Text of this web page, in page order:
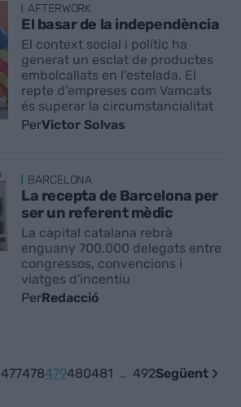
AFTERWORK
El basar de la independència
El context social i polític ha
generat un esclat de productes
embolcallats en l'estelada. El
repte d'empreses com Vamcats
és superar la circumstancialitat
PerVictor Solvas
BARCELONA
La recepta de Barcelona per
ser un referent mèdic
La capital catalana rebrà
enguany 700.000 delegats entre
congressos, convencions i
viatges d'incentiu
PerRedacció
477478479480481 … 492Següent